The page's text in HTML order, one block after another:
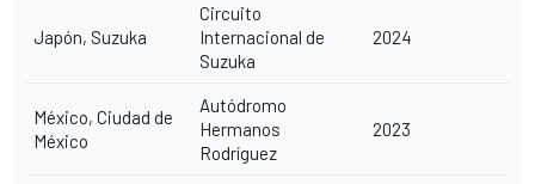
Japón, Suzuka
Circuito
Internacional de
Suzuka
2024
México, Ciudad de
México
Autódromo
Hermanos
Rodríguez
2023